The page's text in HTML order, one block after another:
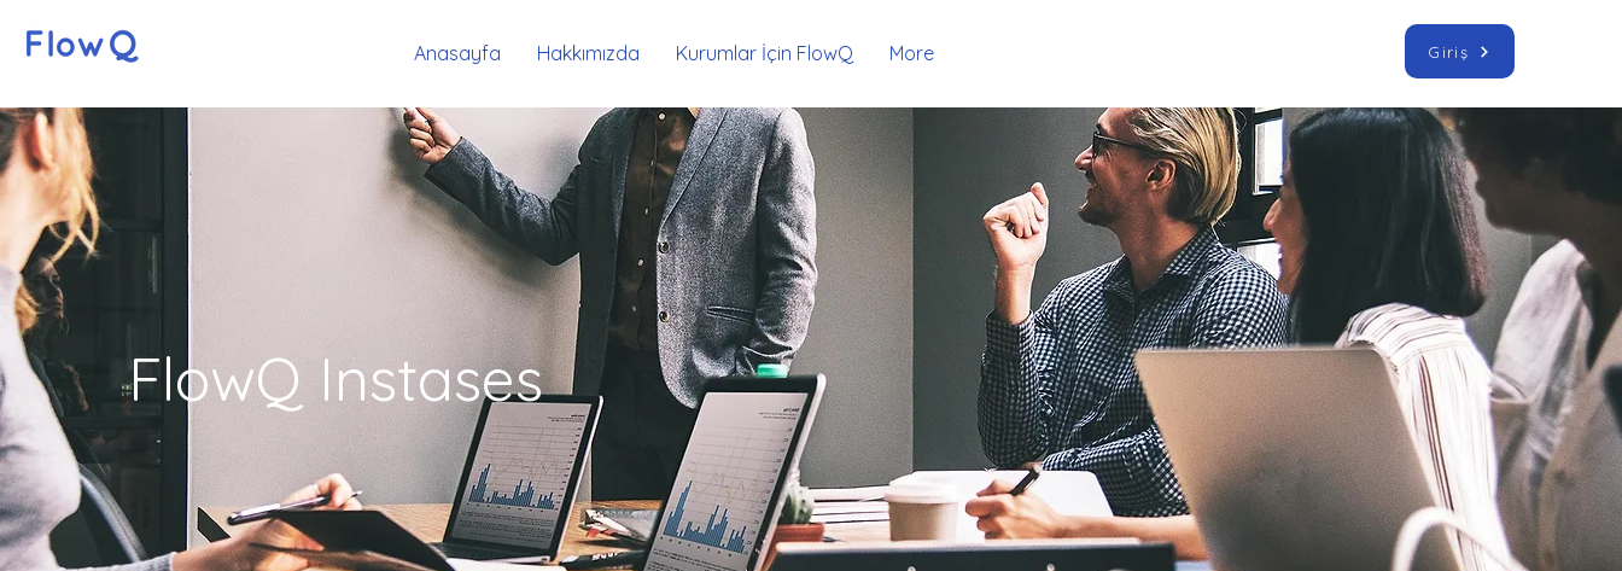
Anasayfa Hakkımızda Kurumlar İçin FlowQ More Giriş
FlowQ Instases